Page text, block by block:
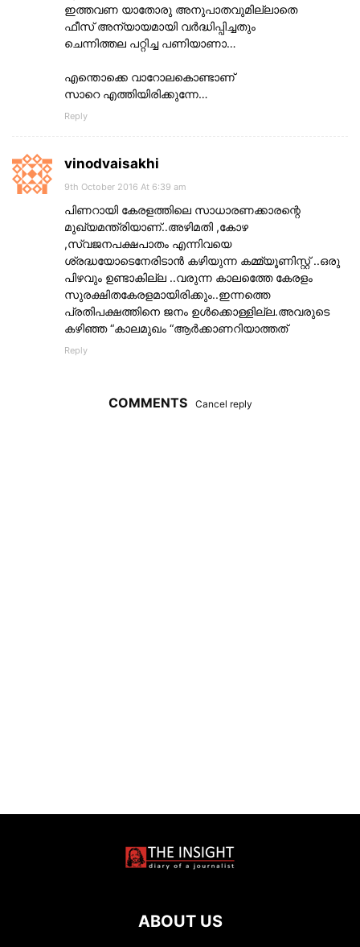
ഇത്തവണ യാതോരു അനുപാതവുമില്ലാതെ
ഫീസ്‌ അന്യായമായി വർദ്ധിപ്പിച്ചതും
ചെന്നിത്തല പറ്റിച്ച പണിയാണാ…
എന്തൊക്കെ വാറോലകൊണ്ടാണ്‌
സാറെ എത്തിയിരിക്കുന്നേ…
Reply
vinodvaisakhi
9th October 2016 At 6:39 am
പിണറായി കേരളത്തിലെ സാധാരണക്കാരന്റെ
മുഖ്യമന്ത്രിയാണ്..അഴിമതി ,കോഴ
,സ്വജനപക്ഷപാതം എന്നിവയെ
ശ്രദ്ധയോടെനേരിടാന്‍ കഴിയുന്ന കമ്മ്യൂണിസ്റ്റ് ..ഒരു
പിഴവും ഉണ്ടാകില്ല ..വരുന്ന കാലത്തെേ കേരളം
സുരക്ഷിതകേരളമായിരിക്കും..ഇന്നത്തെ
പ്രതിപക്ഷത്തിനെ ജനം ഉള്‍ക്കൊള്ളില്ല.അവരുടെ
കഴിഞ്ഞ “കാലമുഖം “ആര്‍ക്കാണറിയാത്തത്
Reply
COMMENTS Cancel reply
ABOUT US